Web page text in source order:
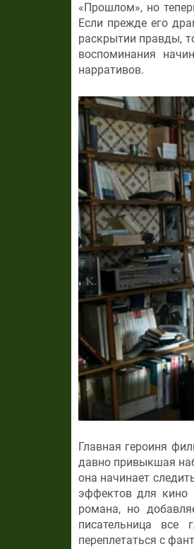
«Прошлом», но
Если прежде его
раскрытии правды,
воспоминания
нарративов.
Главная героиня
давно привыкшая
она начинает
эффектов для кино
романа, но
писательница
переплетаться с